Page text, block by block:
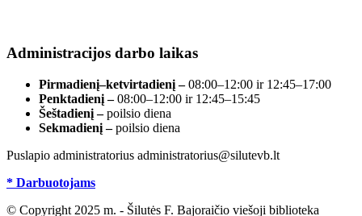
metams;
menininkės prof. Zitos Inčirauskienės retrospektyvinė paroda
„Nauja – tai užmiršta sena“;
Šilutės Trečiojo amžiaus universiteto Saviraiškos skyriaus narės
Vidutės Rupšlaukienės grafikos darbų paroda „Paslaptingas
medžių gyvenimas“. Paroda veiks iki birželio 20 d. Skirta
artėjančiam Šilutės miesto 511-ajam gimtadieniui;
Dokumentų paroda „Prakalbinti praeitį…”. Skirta kraštietės
Administracijos darbo laikas
Pirmadienį–ketvirtadienį –08:00–12:00 ir 12:45–17:00
Penktadienį –08:00–12:00 ir 12:45–15:45
Šeštadienį –poilsio diena
Sekmadienį –poilsio diena
Puslapio administratorius administratorius@silutevb.lt
* Darbuotojams
© Copyright 2025 m. - Šilutės F. Bajoraičio viešoji biblioteka